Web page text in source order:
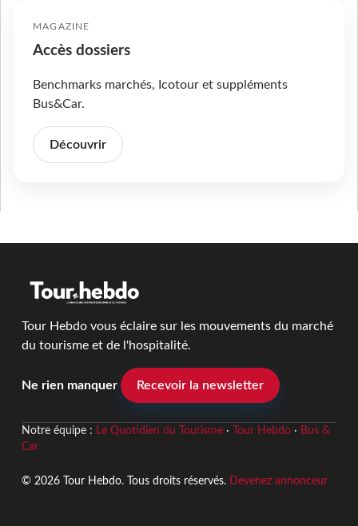
MAGAZINE
Accès dossiers
Benchmarks marchés, Icotour et suppléments
Bus&Car.
Découvrir
Tour Hebdo vous éclaire sur les mouvements du marché
du tourisme et de l'hospitalité.
Ne rien manquer Recevoir la newsletter
Notre équipe : Le Quotidien du Tourisme· Tour Hebdo· Bus &
Car
© 2026 Tour Hebdo. Tous droits réservés. Devenez annonceur